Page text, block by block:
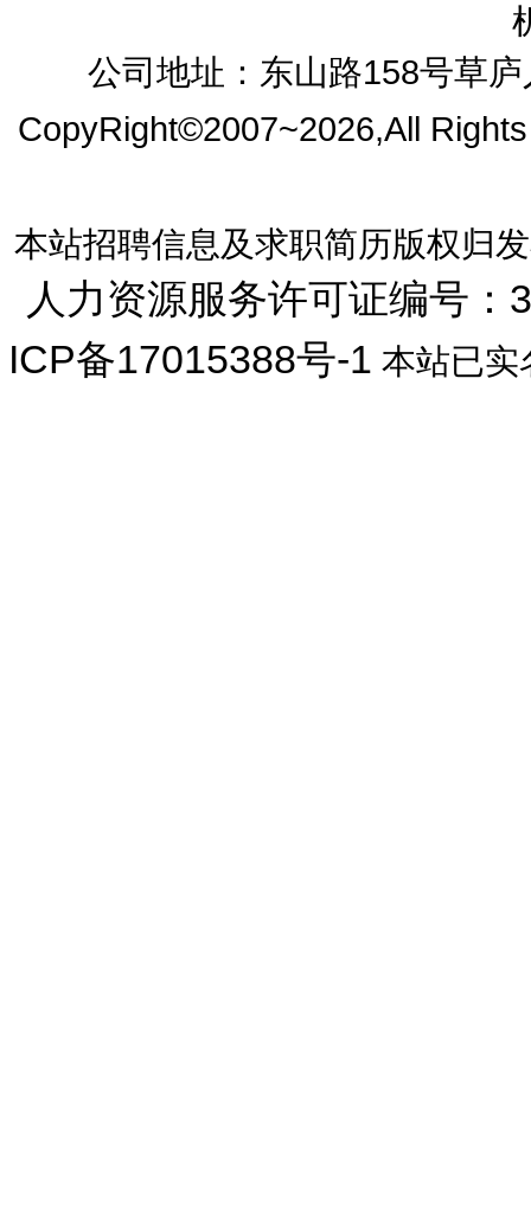
公司地址：东山路158号草
CopyRight©2007~2026,All
本站招聘信息及求职简历版权归
人力资源服务许可证编号
ICP备17015388号-1 本站已